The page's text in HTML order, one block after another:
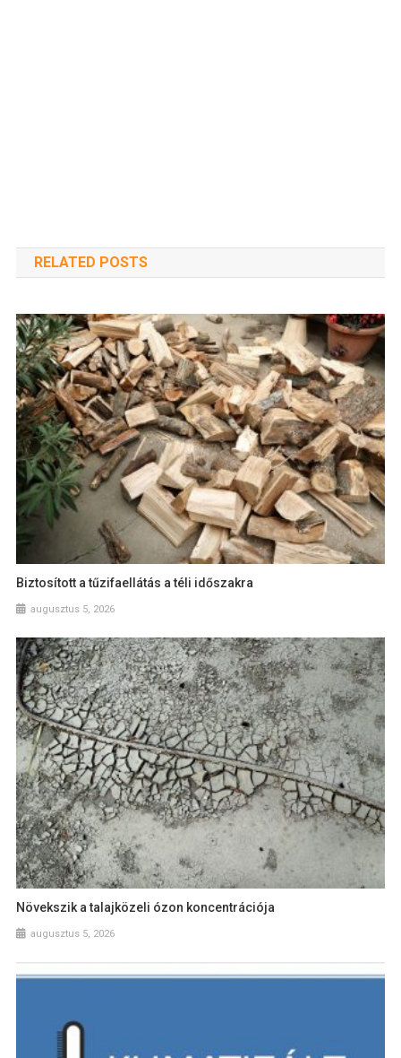
RELATED POSTS
Biztosított a tűzifaellátás a téli időszakra
augusztus 5, 2026
Növekszik a talajközeli ózon koncentrációja
augusztus 5, 2026